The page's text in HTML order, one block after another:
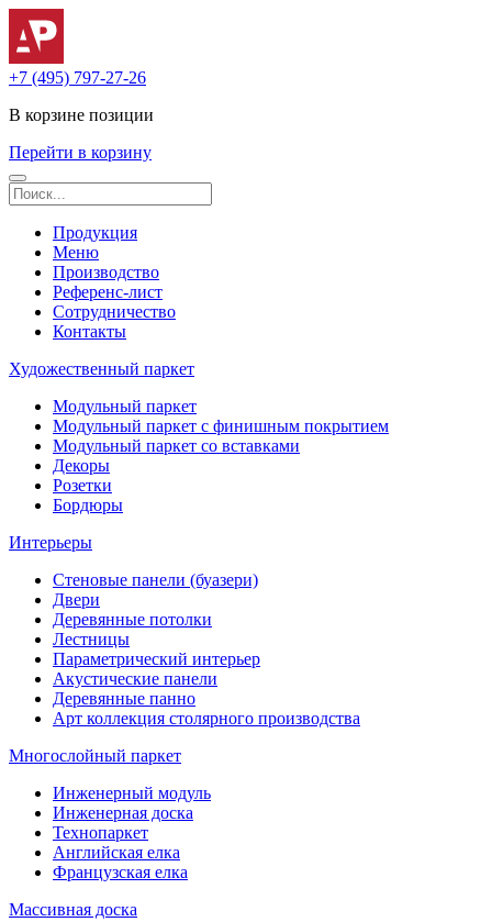
+7 (495) 797-27-26
В корзине позиции
Перейти в корзину
Продукция
Меню
Производство
Референс-лист
Сотрудничество
Контакты
Художественный паркет
Модульный паркет
Модульный паркет с финишным покрытием
Модульный паркет со вставками
Декоры
Розетки
Бордюры
Интерьеры
Стеновые панели (буазери)
Двери
Деревянные потолки
Лестницы
Параметрический интерьер
Акустические панели
Деревянные панно
Арт коллекция столярного производства
Многослойный паркет
Инженерный модуль
Инженерная доска
Технопаркет
Английская елка
Французская елка
Массивная доска